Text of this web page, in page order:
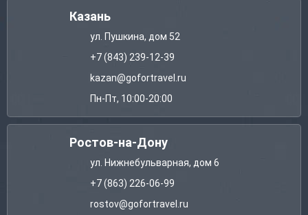
Казань
ул. Пушкина, дом 52
+7 (843) 239-12-39
kazan@gofortravel.ru
Пн-Пт, 10:00-20:00
Ростов-на-Дону
ул. Нижнебульварная, дом 6
+7 (863) 226-06-99
rostov@gofortravel.ru